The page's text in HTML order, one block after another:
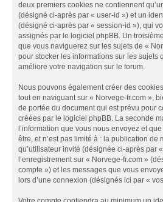
deux premiers cookies ne contiennent
(désigné ci-après par « user-id ») et un
(désigné ci-après par « session-id »), qui
assignés par le logiciel phpBB. Un
que vous naviguerez sur les sujets de «
pour stocker les informations sur les sujets
améliore votre navigation sur le forum.
Nous pouvons également créer des
tout en naviguant sur « Norvege-fr.com »,
de portée du document qui est prévu pour
créées par le logiciel phpBB. La seconde
l’information que vous nous envoyez et
être, et n’est pas limité à : la publication de
qu’utilisateur invité (désignée ci-après par
l’enregistrement sur « Norvege-fr.com »
compte ») et les messages que vous
lors d’une connexion (désignés ici par «